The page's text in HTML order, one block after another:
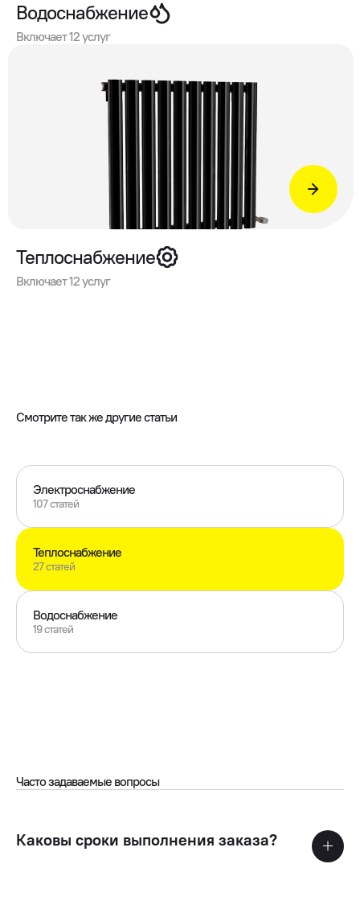
Водоснабжение
Включает 12 услуг
Теплоснабжение
Включает 12 услуг
Смотрите так же другие статьи
Электроснабжение
107 статей
Теплоснабжение
27 статей
Водоснабжение
19 статей
Часто задаваемые вопросы
Каковы сроки выполнения заказа?